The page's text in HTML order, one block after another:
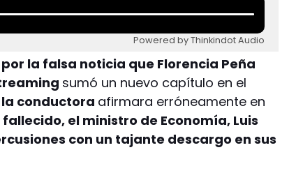
Powered by Thinkindot Audio
la falsa noticia que Florencia Peña
sumó un nuevo capítulo en el
conductora afirmara erróneamente en
el ministro de Economía, Luis
con un tajante descargo en sus